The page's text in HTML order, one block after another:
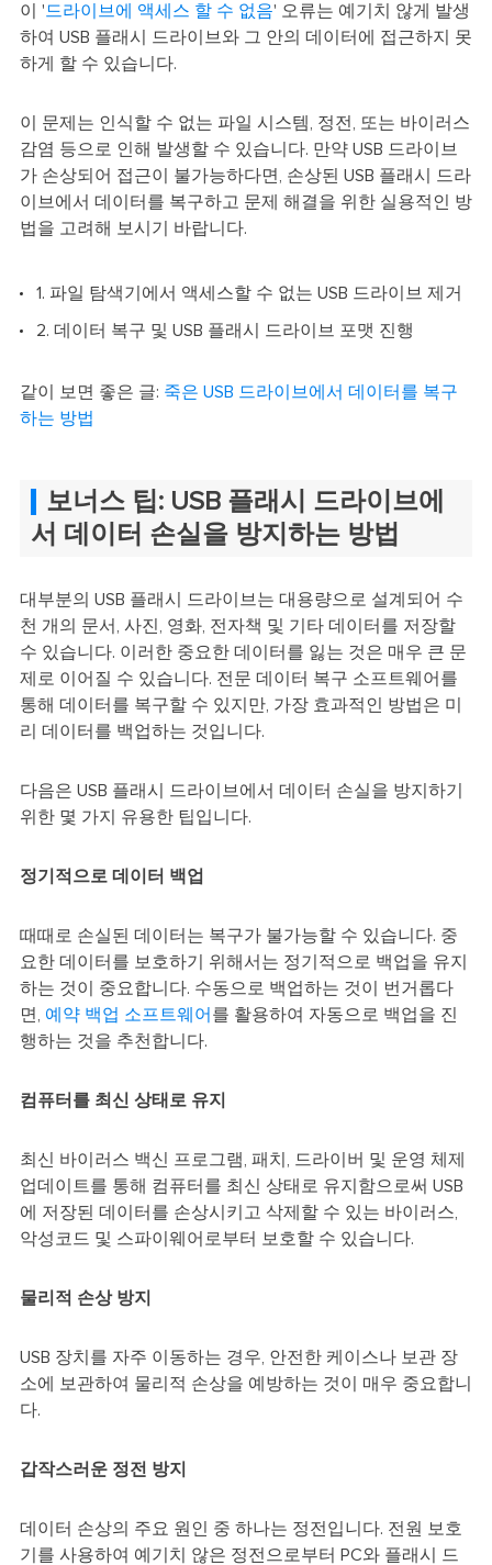
이 '드라이브에 액세스 할 수 없음' 오류는 예기치 않게 발생
하여 USB 플래시 드라이브와 그 안의 데이터에 접근하지 못
하게 할 수 있습니다.
이 문제는 인식할 수 없는 파일 시스템, 정전, 또는 바이러스
감염 등으로 인해 발생할 수 있습니다. 만약 USB 드라이브
가 손상되어 접근이 불가능하다면, 손상된 USB 플래시 드라
이브에서 데이터를 복구하고 문제 해결을 위한 실용적인 방
법을 고려해 보시기 바랍니다.
1. 파일 탐색기에서 액세스할 수 없는 USB 드라이브 제거
2. 데이터 복구 및 USB 플래시 드라이브 포맷 진행
같이 보면 좋은 글: 죽은 USB 드라이브에서 데이터를 복구
하는 방법
보너스 팁: USB 플래시 드라이브에
서 데이터 손실을 방지하는 방법
대부분의 USB 플래시 드라이브는 대용량으로 설계되어 수
천 개의 문서, 사진, 영화, 전자책 및 기타 데이터를 저장할
수 있습니다. 이러한 중요한 데이터를 잃는 것은 매우 큰 문
제로 이어질 수 있습니다. 전문 데이터 복구 소프트웨어를
통해 데이터를 복구할 수 있지만, 가장 효과적인 방법은 미
리 데이터를 백업하는 것입니다.
다음은 USB 플래시 드라이브에서 데이터 손실을 방지하기
위한 몇 가지 유용한 팁입니다.
정기적으로 데이터 백업
때때로 손실된 데이터는 복구가 불가능할 수 있습니다. 중
요한 데이터를 보호하기 위해서는 정기적으로 백업을 유지
하는 것이 중요합니다. 수동으로 백업하는 것이 번거롭다
면, 예약 백업 소프트웨어 를 활용하여 자동으로 백업을 진
행하는 것을 추천합니다.
컴퓨터를 최신 상태로 유지
최신 바이러스 백신 프로그램, 패치, 드라이버 및 운영 체제
업데이트를 통해 컴퓨터를 최신 상태로 유지함으로써 USB
에 저장된 데이터를 손상시키고 삭제할 수 있는 바이러스,
악성코드 및 스파이웨어로부터 보호할 수 있습니다.
물리적 손상 방지
USB 장치를 자주 이동하는 경우, 안전한 케이스나 보관 장
소에 보관하여 물리적 손상을 예방하는 것이 매우 중요합니
다.
갑작스러운 정전 방지
데이터 손상의 주요 원인 중 하나는 정전입니다. 전원 보호
기를 사용하여 예기치 않은 정전으로부터 PC와 플래시 드